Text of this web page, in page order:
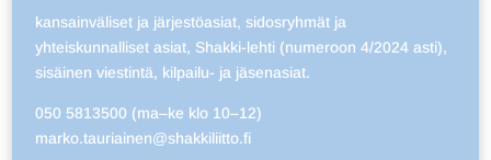
kansainväliset ja järjestöasiat, sidosryhmät ja
yhteiskunnalliset asiat, Shakki-lehti (numeroon 4/2024 asti),
sisäinen viestintä, kilpailu- ja jäsenasiat.
050 5813500 (ma–ke klo 10–12)
marko.tauriainen@shakkiliitto.fi